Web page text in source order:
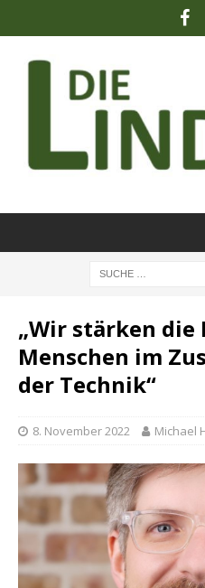
„Wir stärken die
Menschen im
der Technik“
8. November 2022 Michael